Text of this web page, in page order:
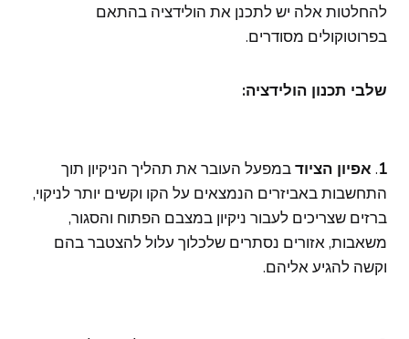
להחלטות אלה יש לתכנן את הולידציה בהתאם
בפרוטוקולים מסודרים.
שלבי תכנון הולידציה:
1
. אפיון הציודבמפעל העובר את תהליך הניקיון תוך
התחשבות באביזרים הנמצאים על הקו וקשים יותר לניקוי,
ברזים שצריכים לעבור ניקיון במצבם הפתוח והסגור,
משאבות, אזורים נסתרים שלכלוך עלול להצטבר בהם
וקשה להגיע אליהם.